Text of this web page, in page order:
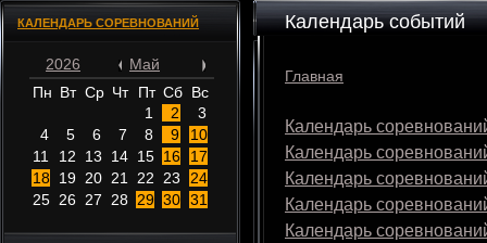
КАЛЕНДАРЬ СОРЕВНОВАНИЙ
2026
Май
Пн Вт Ср Чт Пт Сб Вс
1
2
3
4
5 6 7 8 9
10
11
12 13 14 15 16
17
18 19 20 21 22 23
24
25 26 27 28 29 30 31
Календарь событий
Главная
Календарь
Календарь
Календарь
Календарь
Календарь